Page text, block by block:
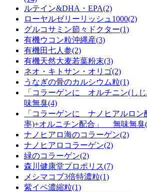
ルテイン&DHA・EPA(2)
ローヤルゼリーリッシュ1000(2)
グルコサミン節々ドクター(1)
有機ウコン粒沖縄産(3)
有機田七人参(2)
有機天然大麦若葉粉末(3)
ネオ・キトサン・オリゴ(2)
うなぎの骨のカルシウム粒(1)
「コラーゲンに オルチニン(し
味無臭(4)
「コラーゲンに ナノヒアルロン
率)+オルニチン配合」 無味無臭
ナノヒアロ海のコラーゲン(2)
ナノヒアロコラーゲン(2)
緑のコラーゲン(2)
森川健康堂プロポリス(7)
メシマコブ3倍特濃粒(1)
紫イペ濃縮粒(1)